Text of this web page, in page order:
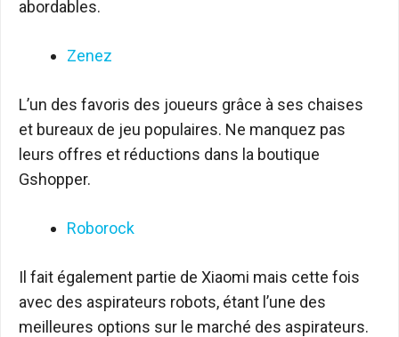
abordables.
Zenez
L’un des favoris des joueurs grâce à ses chaises
et bureaux de jeu populaires. Ne manquez pas
leurs offres et réductions dans la boutique
Gshopper.
Roborock
Il fait également partie de Xiaomi mais cette fois
avec des aspirateurs robots, étant l’une des
meilleures options sur le marché des aspirateurs.